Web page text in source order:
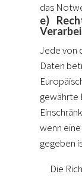
das
e)
Jede von
Daten
gewährte
wenn
gegeben
Die